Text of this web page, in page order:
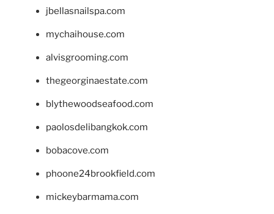
jbellasnailspa.com
mychaihouse.com
alvisgrooming.com
thegeorginaestate.com
blythewoodseafood.com
paolosdelibangkok.com
bobacove.com
phoone24brookfield.com
mickeybarmama.com